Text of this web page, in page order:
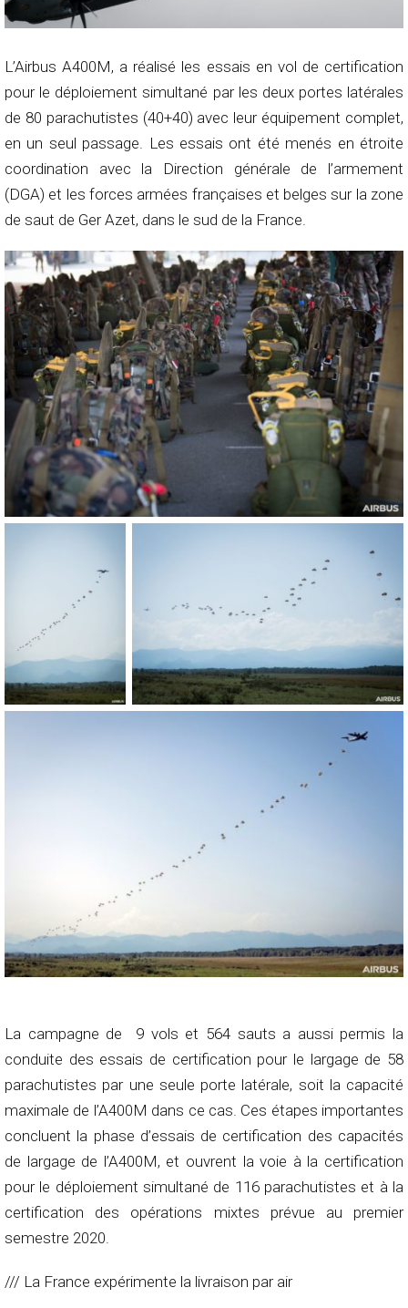
L’Airbus A400M, a réalisé les essais en vol de certification
pour le déploiement simultané par les deux portes latérales
de 80 parachutistes (40+40) avec leur équipement complet,
en un seul passage. Les essais ont été menés en étroite
coordination avec la Direction générale de l’armement
(DGA) et les forces armées françaises et belges sur la zone
de saut de Ger Azet, dans le sud de la France.
La campagne de 9 vols et 564 sauts a aussi permis la
conduite des essais de certification pour le largage de 58
parachutistes par une seule porte latérale, soit la capacité
maximale de l’A400M dans ce cas. Ces étapes importantes
concluent la phase d’essais de certification des capacités
de largage de l’A400M, et ouvrent la voie à la certification
pour le déploiement simultané de 116 parachutistes et à la
certification des opérations mixtes prévue au premier
semestre 2020.
/// La France expérimente la livraison par air